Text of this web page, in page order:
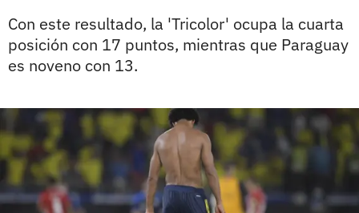
Con este resultado, la 'Tricolor' ocupa la cuarta
posición con 17 puntos, mientras que Paraguay
es noveno con 13.